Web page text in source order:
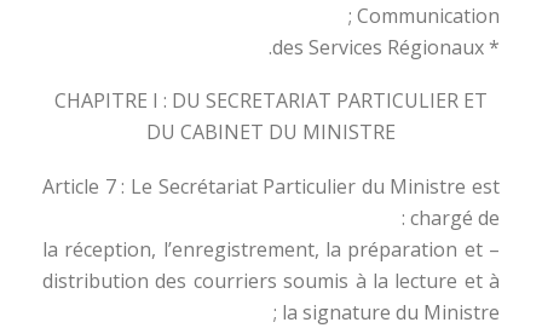
Communication ;
* des Services Régionaux.
CHAPITRE I : DU SECRETARIAT PARTICULIER ET
DU CABINET DU MINISTRE
Article 7 : Le Secrétariat Particulier du Ministre est
chargé de :
– la réception, l’enregistrement, la préparation et
distribution des courriers soumis à la lecture et à
la signature du Ministre ;